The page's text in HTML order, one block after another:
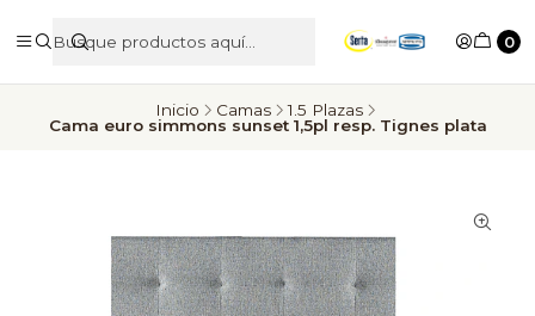
0
Inicio Camas
1.5 Plazas
Cama euro simmons sunset 1,5pl resp. Tignes plata